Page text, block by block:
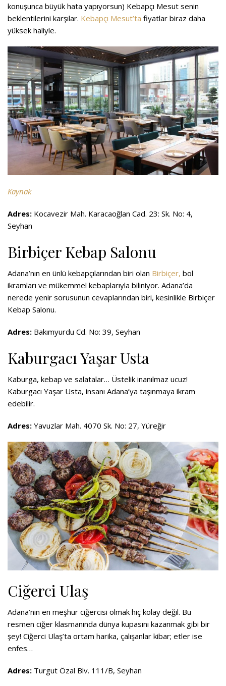
konuşunca büyük hata yapıyorsun) Kebapçı Mesut senin
beklentilerini karşılar. Kebapçı Mesut’ta fiyatlar biraz daha
yüksek haliyle.
Kaynak
Adres: Kocavezir Mah. Karacaoğlan Cad. 23: Sk. No: 4,
Seyhan
Birbiçer Kebap Salonu
Adana’nın en ünlü kebapçılarından biri olan Birbiçer, bol
ikramları ve mükemmel kebaplarıyla biliniyor. Adana’da
nerede yenir sorusunun cevaplarından biri, kesinlikle Birbiçer
Kebap Salonu.
Adres: Bakımyurdu Cd. No: 39, Seyhan
Kaburgacı Yaşar Usta
Kaburga, kebap ve salatalar… Üstelik inanılmaz ucuz!
Kaburgacı Yaşar Usta, insanı Adana’ya taşınmaya ikram
edebilir.
Adres: Yavuzlar Mah. 4070 Sk. No: 27, Yüreğir
Ciğerci Ulaş
Adana’nın en meşhur ciğercisi olmak hiç kolay değil. Bu
resmen ciğer klasmanında dünya kupasını kazanmak gibi bir
şey! Ciğerci Ulaş’ta ortam harika, çalışanlar kibar; etler ise
enfes…
Adres: Turgut Özal Blv. 111/B, Seyhan